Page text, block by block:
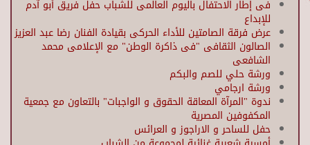
فى إطار الاحتفال باليوم العالمى للشباب حفل فريق أبو آدم
للإبداع
عرض فرقة الصامتين للأداء الحركى بقيادة الفنان رضا عبد العزيز
الصالون الثقافى "فى ذاكرة الوطن" مع الإعلامى محمد
الشافعى
ورشة حلي للصم والبكم
ورشة ارجامي
ندوة "المرآة المعاقة الحقوق و الواجبات" بالتعاون مع جمعية
المكفوفين المصرية
حفل للساحر و الاراجوز و العرائس